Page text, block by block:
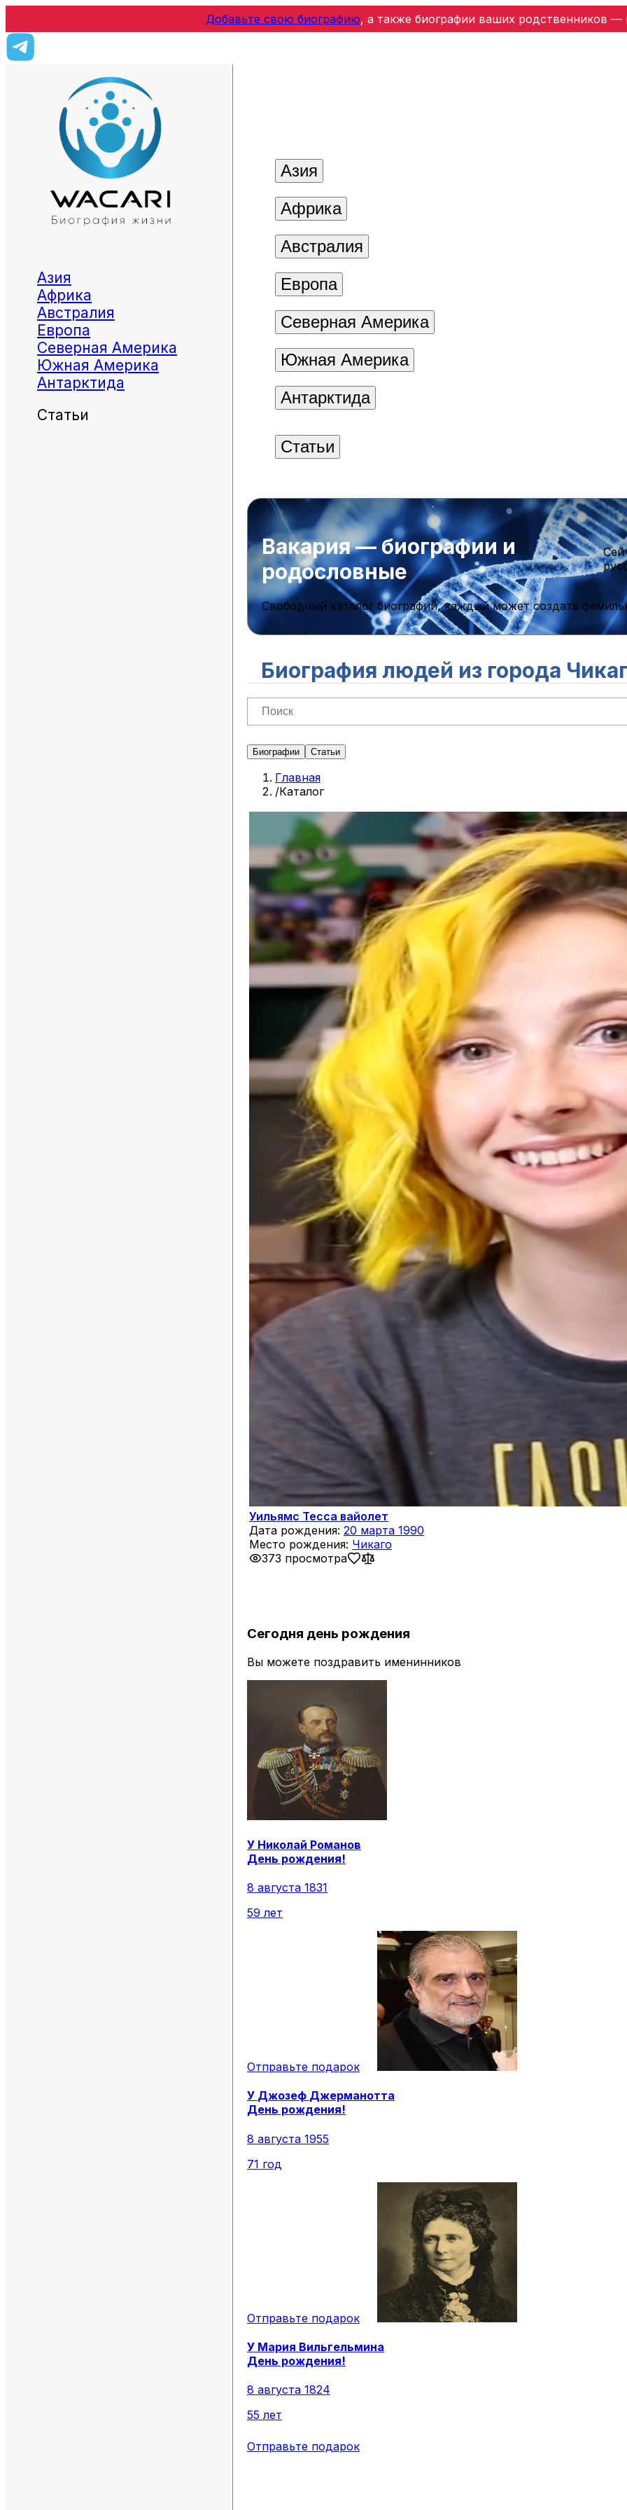
Добавьте свою биографию, а также биографии ваших родственников —
Азия
Африка
Австралия
Европа
Северная Америка
Южная Америка
Антарктида
Статьи
Азия
Африка
Австралия
Европа
Северная Америка
Южная Америка
Антарктида
Статьи
Вакария — биографии и
родословные
Свободный каталог биографий, каждый может создать
Биография людей из города
Биографии Статьи
Главная
/Каталог
Уильямс Тесса вайолет
Дата рождения: 20 марта 1990
Место рождения: Чикаго
373 просмотра
Сегодня день рождения
Вы можете поздравить именинников
У Николай Романов
День рождения!
8 августа 1831
59 лет
Отправьте подарок
У Джозеф Джерманотта
День рождения!
8 августа 1955
71 год
Отправьте подарок
У Мария Вильгельмина
День рождения!
8 августа 1824
55 лет
Отправьте подарок